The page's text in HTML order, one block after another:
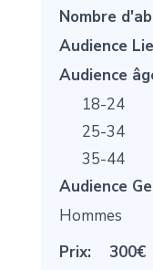
Nombre
Audience
Audience
18-24
25-34
35-44
Audience
Hommes
Prix:
300€